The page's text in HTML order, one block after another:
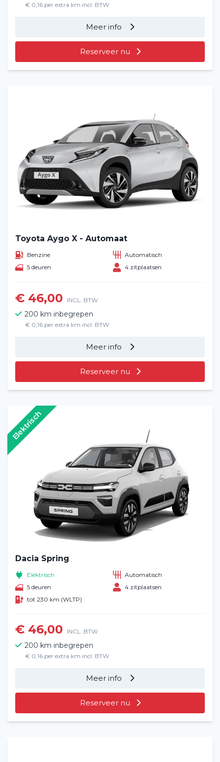
€ 0,16 per extra km incl. BTW
Meer info
Reserveer nu
Toyota Aygo X - Automaat
Benzine
Automatisch
5 deuren
4 zitplaatsen
€ 46,00 INCL. BTW
200 km inbegrepen
€ 0,16 per extra km incl. BTW
Meer info
Reserveer nu
Dacia Spring
Elektrisch
Automatisch
5 deuren
4 zitplaatsen
tot 230 km (WLTP)
€ 46,00 INCL. BTW
200 km inbegrepen
€ 0,16 per extra km incl. BTW
Meer info
Reserveer nu
Elektrisch